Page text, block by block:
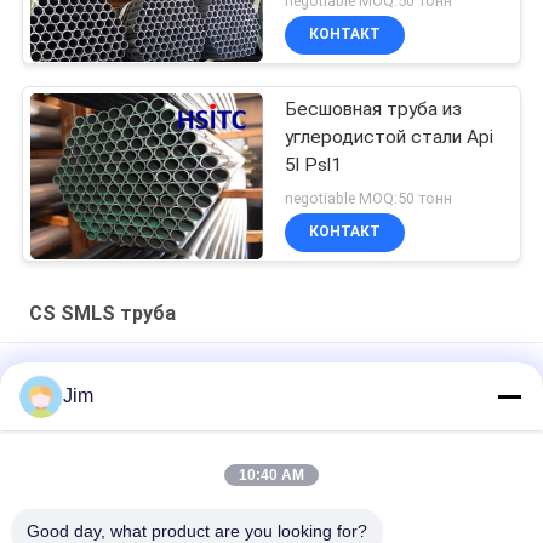
КОНТАКТ
Бесшовная труба из
углеродистой стали Api
5l Psl1
negotiable MOQ:50 тонн
КОНТАКТ
CS SMLS труба
Гидроэлектростанции SCH80 CS SMLS трубы с плоским
нитевым концом
промышленности
Jim
10:40 AM
Good day, what product are you looking for?